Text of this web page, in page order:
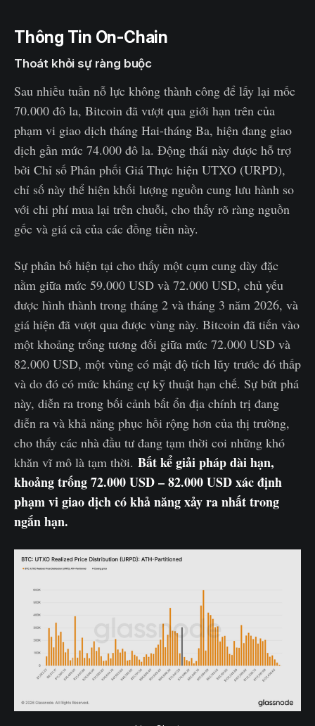
Thông Tin On-Chain
Thoát khỏi sự ràng buộc
Sau nhiều tuần nỗ lực không thành công để lấy lại mốc
70.000 đô la, Bitcoin đã vượt qua giới hạn trên của
phạm vi giao dịch tháng Hai-tháng Ba, hiện đang giao
dịch gần mức 74.000 đô la. Động thái này được hỗ trợ
bởi Chỉ số Phân phối Giá Thực hiện UTXO (URPD),
chỉ số này thể hiện khối lượng nguồn cung lưu hành so
với chi phí mua lại trên chuỗi, cho thấy rõ ràng nguồn
gốc và giá cả của các đồng tiền này.
Sự phân bố hiện tại cho thấy một cụm cung dày đặc
nằm giữa mức 59.000 USD và 72.000 USD, chủ yếu
được hình thành trong tháng 2 và tháng 3 năm 2026, và
giá hiện đã vượt qua được vùng này. Bitcoin đã tiến vào
một khoảng trống tương đối giữa mức 72.000 USD và
82.000 USD, một vùng có mật độ tích lũy trước đó thấp
và do đó có mức kháng cự kỹ thuật hạn chế. Sự bứt phá
này, diễn ra trong bối cảnh bất ổn địa chính trị đang
diễn ra và khả năng phục hồi rộng hơn của thị trường,
cho thấy các nhà đầu tư đang tạm thời coi những khó
khăn vĩ mô là tạm thời. Bất kể giải pháp dài hạn,
khoảng trống 72.000 USD – 82.000 USD xác định
phạm vi giao dịch có khả năng xảy ra nhất trong
ngắn hạn.